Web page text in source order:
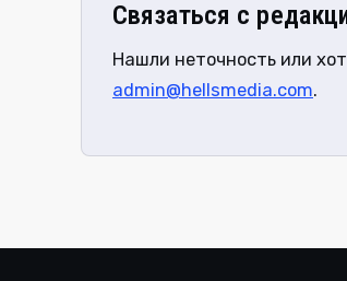
Связаться с
Нашли неточность или
admin@hellsmedia.com.